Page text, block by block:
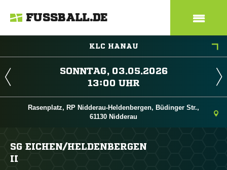
FUSSBALL.DE
KLC HANAU
 
 
Rasenplatz, RP Nidderau-Heldenbergen, Büdinger Str.,
61130 Nidderau
SG EICHEN/​HELDENBERGEN
II